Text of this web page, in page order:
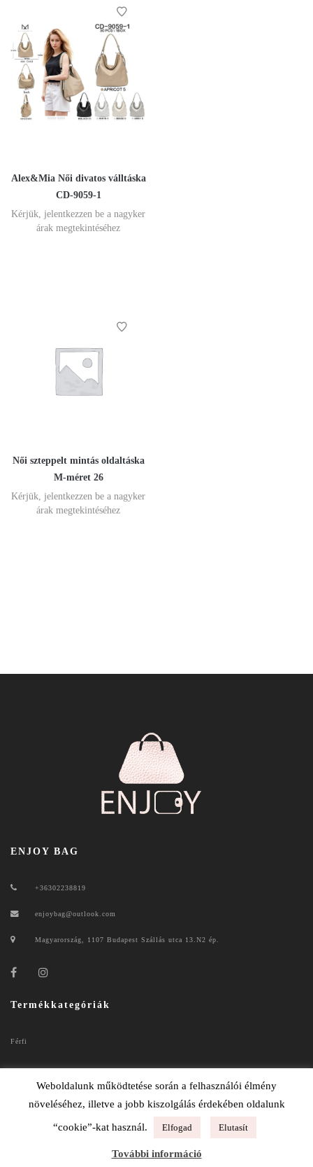
Alex&Mia Női divatos válltáska
CD-9059-1
Kérjük, jelentkezzen be a nagyker
árak megtekintéséhez
Női szteppelt mintás oldaltáska
M-méret 26
Kérjük, jelentkezzen be a nagyker
árak megtekintéséhez
ENJOY BAG
+36302238819
enjoybag@outlook.com
Magyarország, 1107 Budapest Szállás utca 13.N2 ép.
Termékkategóriák
Férfi
ADATKEZELÉSI TÁJÉKOZTATÓ
Weboldalunk működtetése során a felhasználói élmény
növeléséhez, illetve a jobb kiszolgálás érdekében oldalunk
“cookie”-kat használ. Elfogad Elutasít
További információ